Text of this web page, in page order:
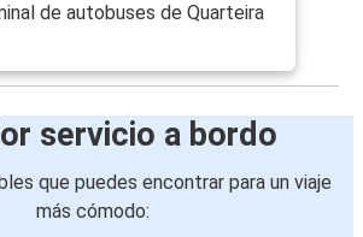
de Santo António
de autobuses de Quarteira
servicio a bordo
que puedes encontrar para un viaje
más cómodo: